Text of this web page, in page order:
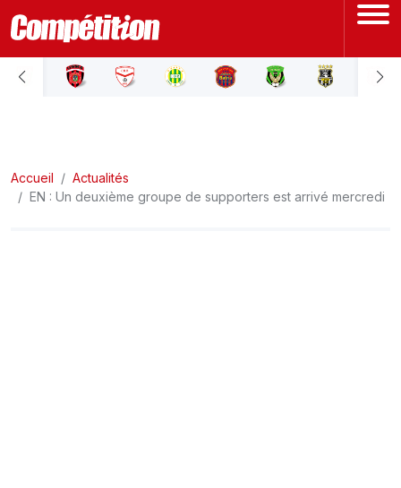
ACCUEIL
LIGUE 2
Accueil
Actualités
EN : Un deuxième groupe de supporters est arrivé mercredi